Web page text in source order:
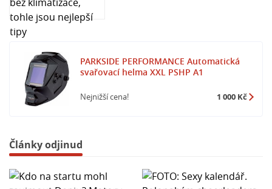
PARKSIDE PERFORMANCE Automatická
svařovací helma XXL PSHP A1
Nejnižší cena! 1 000 Kč
Články odjinud